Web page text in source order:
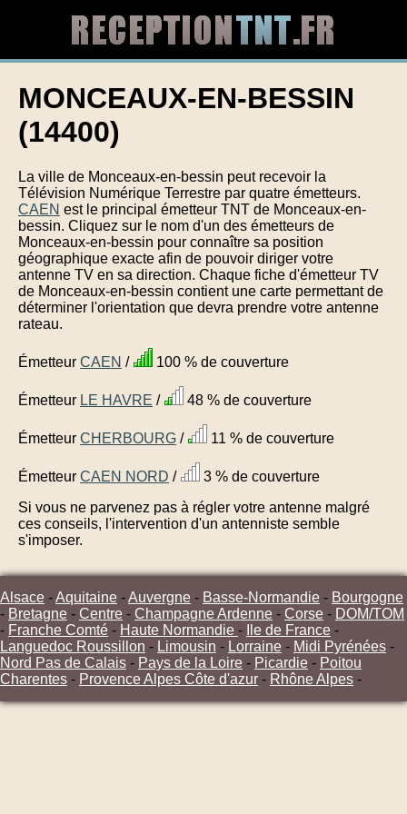
MONCEAUX-EN-BESSIN
(14400)
La ville de Monceaux-en-bessin peut recevoir la
Télévision Numérique Terrestre par quatre émetteurs.
CAEN est le principal émetteur TNT de Monceaux-en-
bessin. Cliquez sur le nom d'un des émetteurs de
Monceaux-en-bessin pour connaître sa position
géographique exacte afin de pouvoir diriger votre
antenne TV en sa direction. Chaque fiche d'émetteur TV
de Monceaux-en-bessin contient une carte permettant de
déterminer l'orientation que devra prendre votre antenne
rateau.
Émetteur CAEN / 100 % de couverture
Émetteur LE HAVRE / 48 % de couverture
Émetteur CHERBOURG / 11 % de couverture
Émetteur CAEN NORD /
3 % de couverture
Si vous ne parvenez pas à régler votre antenne malgré
ces conseils, l'intervention d'un antenniste semble
s'imposer.
Alsace -Aquitaine -Auvergne - Basse-Normandie - Bourgogne
- Bretagne - Centre - Champagne Ardenne - Corse - DOM/TOM
- Franche Comté - Haute Normandie - Ile de France -
Languedoc Roussillon - Limousin - Lorraine - Midi Pyrénées -
Nord Pas de Calais - Pays de la Loire - Picardie - Poitou
Charentes - Provence Alpes Côte d'azur - Rhône Alpes -